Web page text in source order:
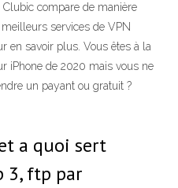
Clubic compare de manière
services de VPN
en savoir plus. Vous êtes à la
iPhone de 2020 mais vous ne
un payant ou gratuit ?
a quoi sert
3, ftp par